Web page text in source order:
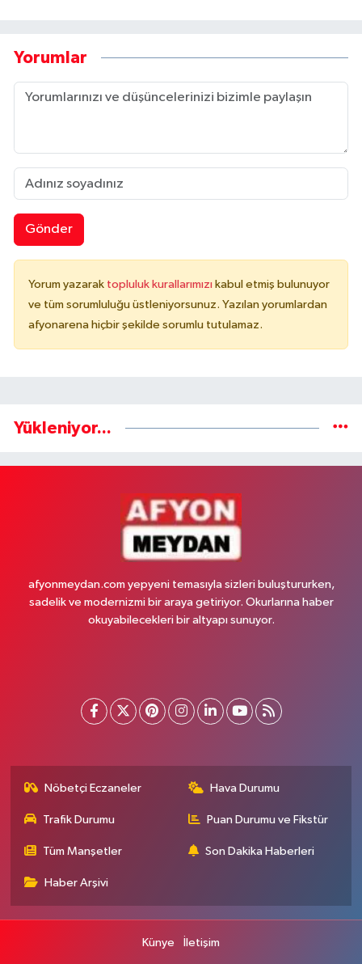
Yorumlar
Gönder
Yorum yazarak topluluk kurallarımızı kabul etmiş bulunuyor
ve tüm sorumluluğu üstleniyorsunuz. Yazılan yorumlardan
afyonarena hiçbir şekilde sorumlu tutulamaz.
Yükleniyor...
afyonmeydan.com yepyeni temasıyla sizleri buluştururken,
sadelik ve modernizmi bir araya getiriyor. Okurlarına haber
okuyabilecekleri bir altyapı sunuyor.
Nöbetçi Eczaneler Hava Durumu
Trafik Durumu Puan Durumu ve Fikstür
Tüm Manşetler Son Dakika Haberleri
Haber Arşivi
Künye İletişim